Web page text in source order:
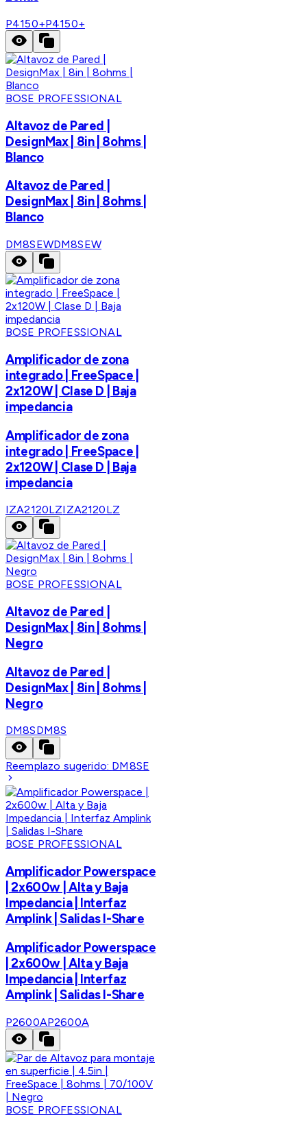
P4150+P4150+
BOSE PROFESSIONAL
Altavoz de Pared |
DesignMax | 8in | 8ohms |
Blanco
Altavoz de Pared |
DesignMax | 8in | 8ohms |
Blanco
DM8SEWDM8SEW
BOSE PROFESSIONAL
Amplificador de zona
integrado | FreeSpace |
2x120W | Clase D | Baja
impedancia
Amplificador de zona
integrado | FreeSpace |
2x120W | Clase D | Baja
impedancia
IZA2120LZIZA2120LZ
BOSE PROFESSIONAL
Altavoz de Pared |
DesignMax | 8in | 8ohms |
Negro
Altavoz de Pared |
DesignMax | 8in | 8ohms |
Negro
DM8SDM8S
Reemplazo sugerido: DM8SE
BOSE PROFESSIONAL
Amplificador Powerspace
| 2x600w | Alta y Baja
Impedancia | Interfaz
Amplink | Salidas I-Share
Amplificador Powerspace
| 2x600w | Alta y Baja
Impedancia | Interfaz
Amplink | Salidas I-Share
P2600AP2600A
BOSE PROFESSIONAL